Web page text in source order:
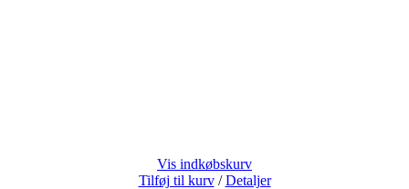
Vis indkøbskurv
Tilføj til kurv / Detaljer